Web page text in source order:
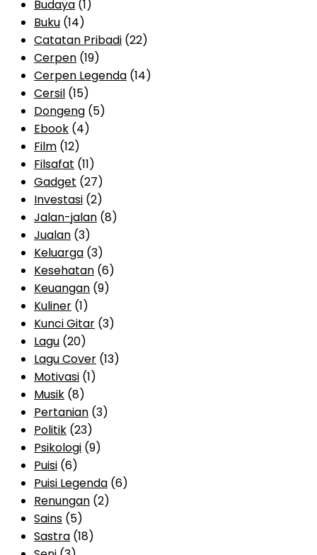
Budaya (1)
Buku (14)
Catatan Pribadi (22)
Cerpen (19)
Cerpen Legenda (14)
Cersil (15)
Dongeng (5)
Ebook (4)
Film (12)
Filsafat (11)
Gadget (27)
Investasi (2)
Jalan-jalan (8)
Jualan (3)
Keluarga (3)
Kesehatan (6)
Keuangan (9)
Kuliner (1)
Kunci Gitar (3)
Lagu (20)
Lagu Cover (13)
Motivasi (1)
Musik (8)
Pertanian (3)
Politik (23)
Psikologi (9)
Puisi (6)
Puisi Legenda (6)
Renungan (2)
Sains (5)
Sastra (18)